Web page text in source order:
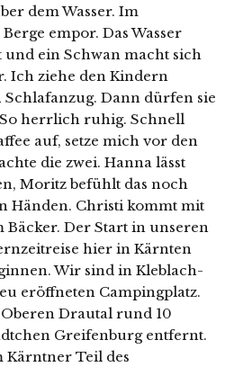
dem Wasser. Im
empor. Das Wasser
ein Schwan macht sich
Ich ziehe den Kindern
Dann dürfen sie
So herrlich ruhig. Schnell
auf, setze mich vor den
die zwei. Hanna lässt
Moritz befühlt das noch
Händen. Christi kommt mit
Der Start in unseren
hier in Kärnten
Wir sind in Kleblach-
eröffneten Campingplatz.
Drautal rund 10
Greifenburg entfernt.
Kärntner Teil des